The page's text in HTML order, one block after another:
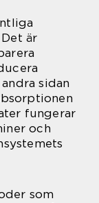
är
sidan
fungerar
och
som